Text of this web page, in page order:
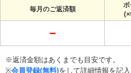
毎月のご返済額
(×
－
※返済金額はあくまでも目安です。
※会員登録(無料)をして詳細情報を記